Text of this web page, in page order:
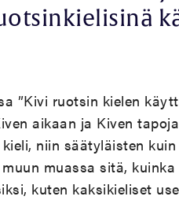
”Kivi ruotsin kielen
aikaan ja Kiven
niin säätyläisten
muassa sitä,
kuten kaksikieliset